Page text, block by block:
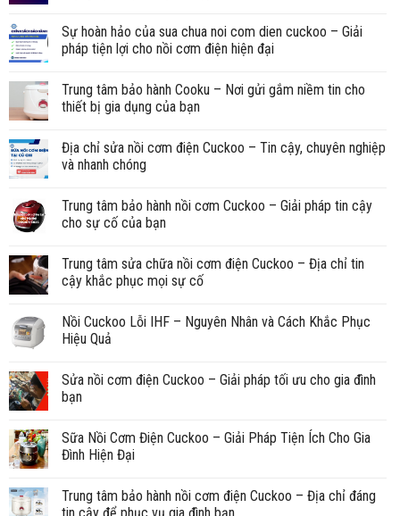
Sự hoàn hảo của sua chua noi com dien cuckoo – Giải
pháp tiện lợi cho nồi cơm điện hiện đại
Trung tâm bảo hành Cooku – Nơi gửi gắm niềm tin cho
thiết bị gia dụng của bạn
Địa chỉ sửa nồi cơm điện Cuckoo – Tin cậy, chuyên nghiệp
và nhanh chóng
Trung tâm bảo hành nồi cơm Cuckoo – Giải pháp tin cậy
cho sự cố của bạn
Trung tâm sửa chữa nồi cơm điện Cuckoo – Địa chỉ tin
cậy khắc phục mọi sự cố
Nồi Cuckoo Lỗi IHF – Nguyên Nhân và Cách Khắc Phục
Hiệu Quả
Sửa nồi cơm điện Cuckoo – Giải pháp tối ưu cho gia đình
bạn
Sữa Nồi Cơm Điện Cuckoo – Giải Pháp Tiện Ích Cho Gia
Đình Hiện Đại
Trung tâm bảo hành nồi cơm điện Cuckoo – Địa chỉ đáng
tin cậy để phục vụ gia đình bạn